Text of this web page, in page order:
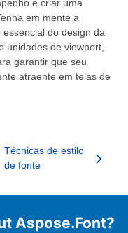
e criar uma
em mente a
do design da
unidades de viewport,
garantir que seu
atraente em telas de
Técnicas de estilo
de fonte
Aspose.Font?